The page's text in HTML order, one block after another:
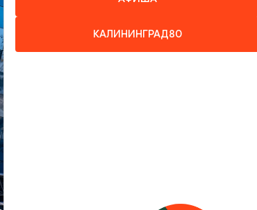
КАЛИНИНГРАД80